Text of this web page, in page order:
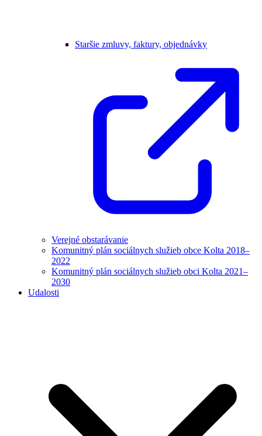
Staršie zmluvy, faktury, objednávky
Verejné obstarávanie
Komunitný plán sociálnych služieb obce Kolta 2018–
2022
Komunitný plán sociálnych služieb obci Kolta 2021–
2030
Udalosti